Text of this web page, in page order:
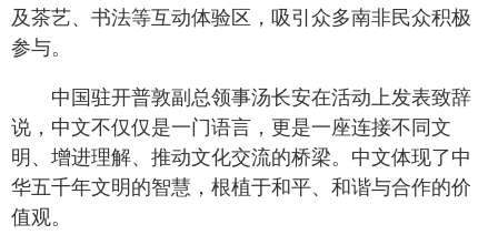
及茶艺、书法等互动体验区，吸引众多南非民众积极
参与。
中国驻开普敦副总领事汤长安在活动上发表致辞
说，中文不仅仅是一门语言，更是一座连接不同文
明、增进理解、推动文化交流的桥梁。中文体现了中
华五千年文明的智慧，根植于和平、和谐与合作的价
值观。